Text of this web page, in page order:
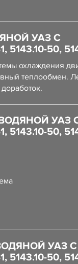
УАЗ С
50,
охлаждения
теплообмен.
УАЗ
50,
УАЗ С
50,